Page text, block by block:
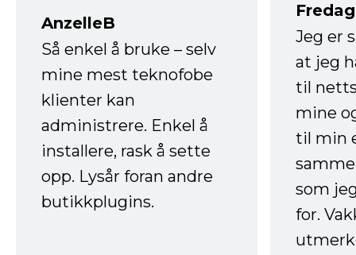
AnzelleB
Så enkel å bruke – selv
mine mest teknofobe
klienter kan
administrere. Enkel å
installere, rask å sette
opp. Lysår foran andre
butikkplugins.
Jeg er
at jeg
til
mine
til min
som
for.